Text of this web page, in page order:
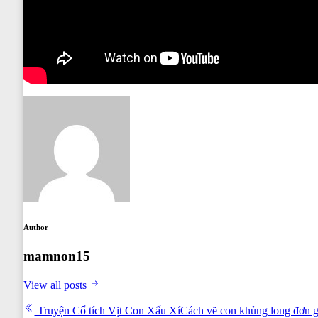
Author
mamnon15
View all posts
Post
Truyện Cổ tích Vịt Con Xấu XíCách vẽ con khủng long đơn